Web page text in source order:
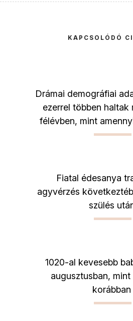
KAPCSOLÓDÓ
Drámai demográfiai
ezerrel többen haltak
félévben, mint
Fiatal édesanya
agyvérzés
szülés
1020-al kevesebb
augusztusban,
korábban